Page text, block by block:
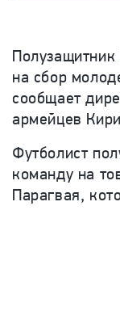
на сбор
сообщает
армейцев
Футболист
команду на
Парагвая,